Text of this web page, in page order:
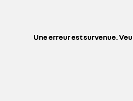
Une erreur est survenue.